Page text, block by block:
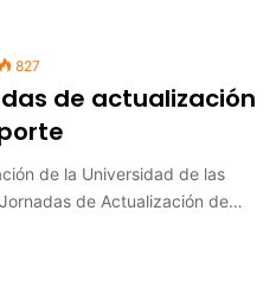
827
de actualización
de la Universidad de las
de Actualización de…